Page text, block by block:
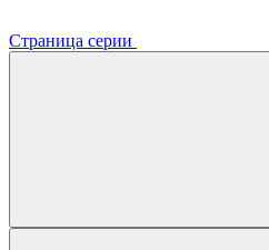
Страница серии